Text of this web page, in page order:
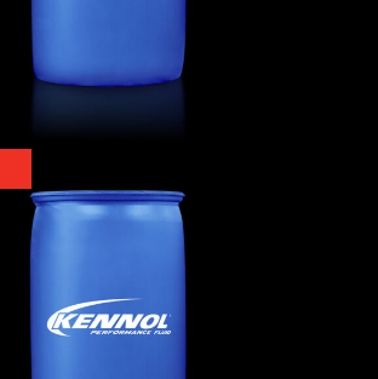
COOLTRUCK OAT -37°C
冷却液